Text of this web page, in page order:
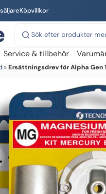
Köpvillkor
Service & tillbehör
»Ersättningsdrev för Alpha Gen